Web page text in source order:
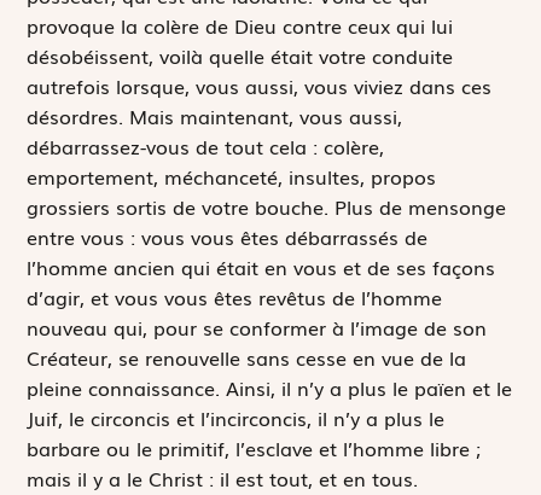
provoque la colère de Dieu contre ceux qui lui
désobéissent, voilà quelle était votre conduite
autrefois lorsque, vous aussi, vous viviez dans ces
désordres. Mais maintenant, vous aussi,
débarrassez-vous de tout cela : colère,
emportement, méchanceté, insultes, propos
grossiers sortis de votre bouche. Plus de mensonge
entre vous : vous vous êtes débarrassés de
l’homme ancien qui était en vous et de ses façons
d’agir, et vous vous êtes revêtus de l’homme
nouveau qui, pour se conformer à l’image de son
Créateur, se renouvelle sans cesse en vue de la
pleine connaissance. Ainsi, il n’y a plus le païen et le
Juif, le circoncis et l’incirconcis, il n’y a plus le
barbare ou le primitif, l’esclave et l’homme libre ;
mais il y a le Christ : il est tout, et en tous.